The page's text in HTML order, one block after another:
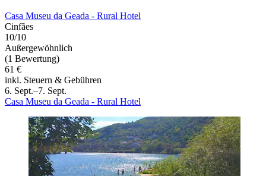
Casa Museu da Geada - Rural Hotel
Cinfães
10/10
Außergewöhnlich
(1 Bewertung)
61 €
inkl. Steuern & Gebühren
6. Sept.–7. Sept.
Casa Museu da Geada - Rural Hotel